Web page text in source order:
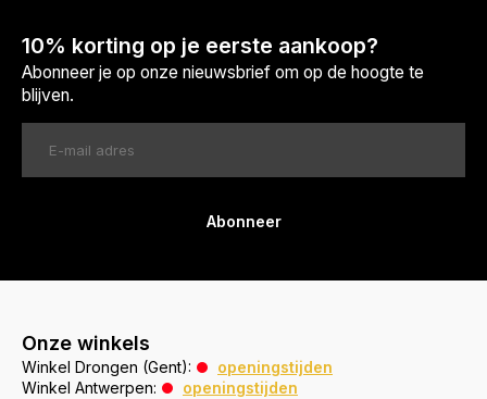
10% korting op je eerste aankoop?
Abonneer je op onze nieuwsbrief om op de hoogte te
blijven.
Abonneer
Onze winkels
Winkel Drongen (Gent):
openingstijden
Winkel Antwerpen:
openingstijden